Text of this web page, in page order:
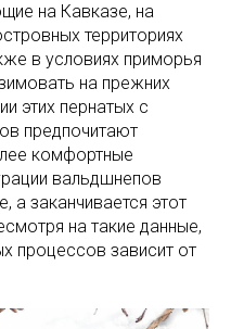
на Кавказе, на
территориях
в условиях приморья
на прежних
этих пернатых с
предпочитают
комфортные
вальдшнепов
а заканчивается этот
на такие данные,
процессов зависит от